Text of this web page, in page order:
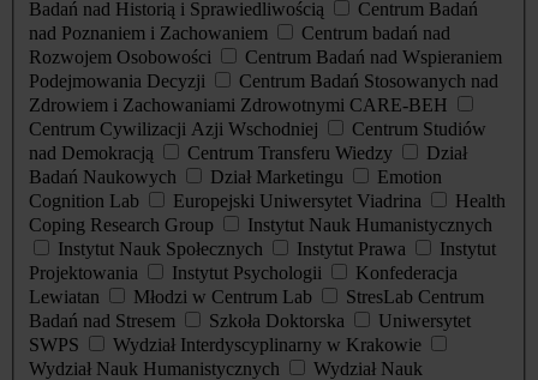
Badań nad Historią i Sprawiedliwością
Centrum Badań
nad Poznaniem i Zachowaniem
Centrum badań nad
Rozwojem Osobowości
Centrum Badań nad Wspieraniem
Podejmowania Decyzji
Centrum Badań Stosowanych nad
Zdrowiem i Zachowaniami Zdrowotnymi CARE-BEH
Centrum Cywilizacji Azji Wschodniej
Centrum Studiów
nad Demokracją
Centrum Transferu Wiedzy
Dział
Badań Naukowych
Dział Marketingu
Emotion
Cognition Lab
Europejski Uniwersytet Viadrina
Health
Coping Research Group
Instytut Nauk Humanistycznych
Instytut Nauk Społecznych
Instytut Prawa
Instytut
Projektowania
Instytut Psychologii
Konfederacja
Lewiatan
Młodzi w Centrum Lab
StresLab Centrum
Badań nad Stresem
Szkoła Doktorska
Uniwersytet
SWPS
Wydział Interdyscyplinarny w Krakowie
Wydział Nauk Humanistycznych
Wydział Nauk